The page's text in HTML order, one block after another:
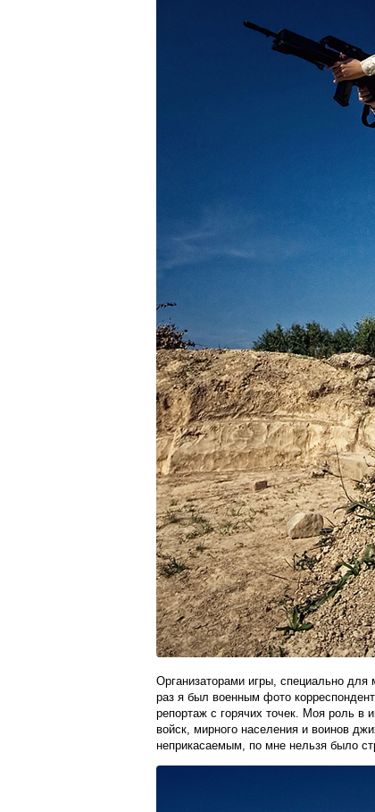
Организаторами игры, специально
раз я был военным фото
репортаж с горячих точек. Моя роль в
войск, мирного населения и воинов
неприкасаемым, по мне нельзя было